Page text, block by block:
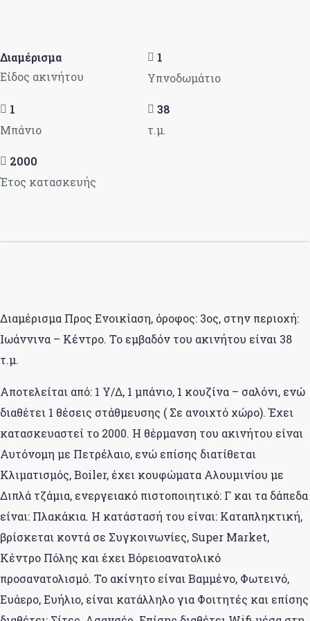
Διαμέρισμα
Είδος ακινήτου
1
Υπνοδωμάτιο
1
Μπάνιο
38
τ.μ.
2000
Έτος κατασκευής
Διαμέρισμα Προς Ενοικίαση, όροφος: 3ος, στην περιοχή:
Ιωάννινα – Κέντρο. Το εμβαδόν του ακινήτου είναι 38
τ.μ.
Αποτελείται από: 1 Υ/Δ, 1 μπάνιο, 1 κουζίνα – σαλόνι, ενώ
διαθέτει 1 θέσεις στάθμευσης ( Σε ανοιχτό χώρο). Έχει
κατασκευαστεί το 2000. Η θέρμανση του ακινήτου είναι
Αυτόνομη με Πετρέλαιο, ενώ επίσης διατίθεται
Κλιματισμός, Boiler, έχει κουφώματα Αλουμινίου με
Διπλά τζάμια, ενεργειακό πιστοποιητικό: Γ και τα δάπεδα
είναι: Πλακάκια. Η κατάστασή του είναι: Καταπληκτική,
βρίσκεται κοντά σε Συγκοινωνίες, Super Market,
Κέντρο Πόλης και έχει Βόρειοανατολικό
προσανατολισμό. Το ακίνητο είναι Βαμμένο, Φωτεινό,
Ευάερο, Ευήλιο, είναι κατάλληλο για Φοιτητές και επίσης